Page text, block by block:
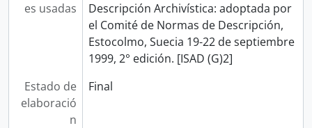
es usadas
Descripción Archivística: adoptada por
el Comité de Normas de Descripción,
Estocolmo, Suecia 19-22 de septiembre
1999, 2° edición. [ISAD (G)2]
Estado de
elaboració
n
Final